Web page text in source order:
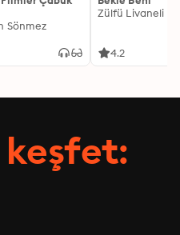
Sönmez
Zülfü Livaneli
4.2
keşfet: